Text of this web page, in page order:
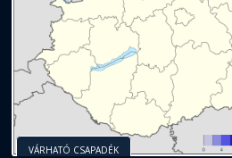
VÁRHATÓ CSAPADÉK